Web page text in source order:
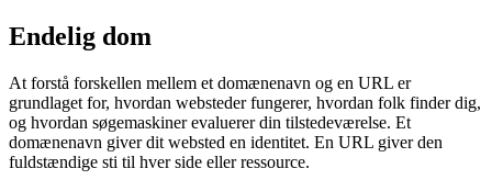
Endelig dom
At forstå forskellen mellem et domænenavn og en URL er
grundlaget for, hvordan websteder fungerer, hvordan folk finder dig,
og hvordan søgemaskiner evaluerer din tilstedeværelse. Et
domænenavn giver dit websted en identitet. En URL giver den
fuldstændige sti til hver side eller ressource.